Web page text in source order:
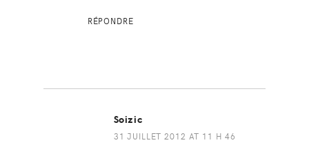
RÉPONDRE
Soizic
31 JUILLET 2012 AT 11 H 46